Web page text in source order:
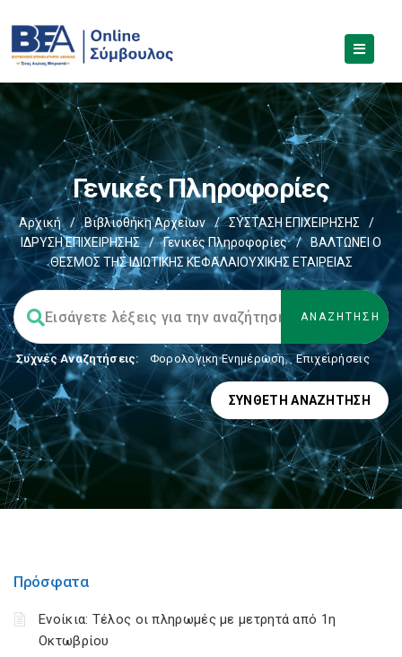
Γενικές Πληροφορίες
Αρχική / Βιβλιοθήκη Αρχείων / ΣΥΣΤΑΣΗ ΕΠΙΧΕΙΡΗΣΗΣ
/
ΙΔΡΥΣΗ ΕΠΙΧΕΙΡΗΣΗΣ
/ Γενικές Πληροφορίες /
ΒΑΛΤΩΝΕΙ Ο
ΘΕΣΜΟΣ ΤΗΣ ΙΔΙΩΤΙΚΗΣ ΚΕΦΑΛΑΙΟΥΧΙΚΗΣ ΕΤΑΙΡΕΙΑΣ
Συχνές Αναζητήσεις: Φορολογικη Ενημέρωση, Επιχειρήσεις
ΣΎΝΘΕΤΗ ΑΝΑΖΉΤΗΣΗ
Πρόσφατα
Ενοίκια: Τέλος οι πληρωμές με μετρητά από 1η
Οκτωβρίου